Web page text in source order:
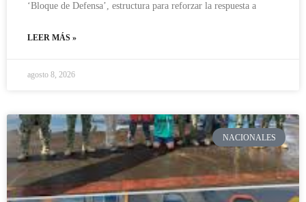
‘Bloque de Defensa’, estructura para reforzar la respuesta a
LEER MÁS »
agosto 8, 2026
NACIONALES